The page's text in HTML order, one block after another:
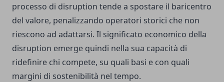
processo di disruption tende a spostare il baricentro
del valore, penalizzando operatori storici che non
riescono ad adattarsi. Il significato economico della
disruption emerge quindi nella sua capacità di
ridefinire chi compete, su quali basi e con quali
margini di sostenibilità nel tempo.